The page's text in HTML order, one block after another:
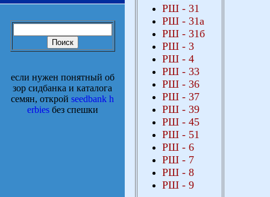
если нужен понятный об
зор сидбанка и каталога
семян, открой seedbank h
erbiesбез спешки
РШ - 31
РШ - 31а
РШ - 31б
РШ - 3
РШ - 4
РШ - 33
РШ - 36
РШ - 37
РШ - 39
РШ - 45
РШ - 51
РШ - 6
РШ - 7
РШ - 8
РШ - 9